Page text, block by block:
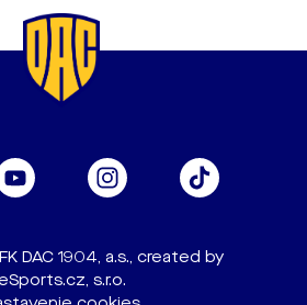
DAC 1904, a.s., created by
s.r.o.